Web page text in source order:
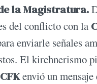
la Magistratura.
del conflicto con la
enviarle señales
El kirchnerismo
envió un mensaje